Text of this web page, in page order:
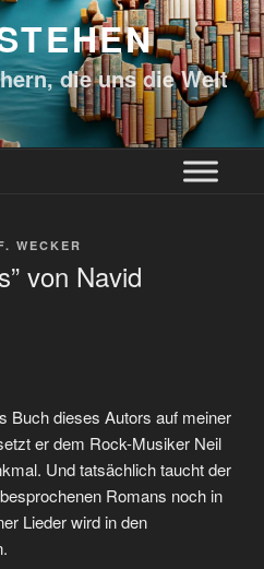
die uns die Welt
WECKER
von Navid
Buch dieses Autors auf meiner
er dem Rock-Musiker Neil
Und tatsächlich taucht der
Romans noch in
Lieder wird in den